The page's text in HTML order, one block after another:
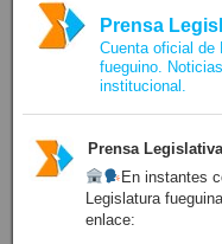
Prensa
Cuenta oficial de
fueguino.
institucional.
Prensa Legislativa
En instantes
Legislatura
enlace: